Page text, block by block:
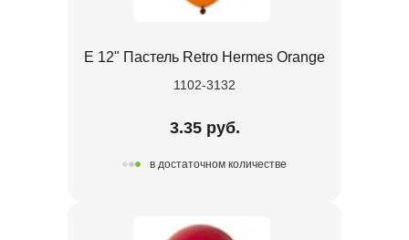
Е 12" Пастель Retro Hermes Orange
1102-3132
3.35 руб.
в достаточном количестве